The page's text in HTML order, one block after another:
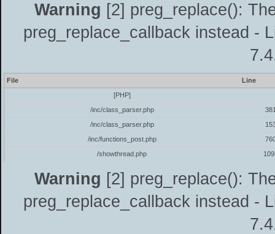
Warning [2] preg_replace():
preg_replace_callback instead -
File
Line
[PHP]
/inc/class_parser.php
/inc/class_parser.php
/inc/functions_post.php
/showthread.php
Warning [2] preg_replace():
preg_replace_callback instead -